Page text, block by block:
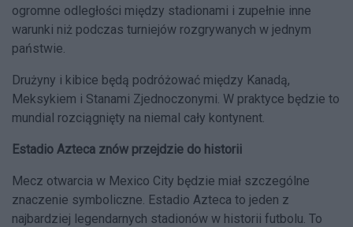
ogromne odległości między stadionami i zupełnie inne
warunki niż podczas turniejów rozgrywanych w jednym
państwie.
Drużyny i kibice będą podróżować między Kanadą,
Meksykiem i Stanami Zjednoczonymi. W praktyce będzie to
mundial rozciągnięty na niemal cały kontynent.
Estadio Azteca znów przejdzie do historii
Mecz otwarcia w Mexico City będzie miał szczególne
znaczenie symboliczne. Estadio Azteca to jeden z
najbardziej legendarnych stadionów w historii futbolu. To